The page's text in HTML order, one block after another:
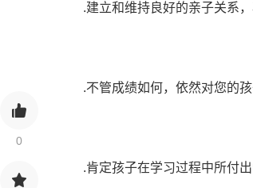
0
.建立和维持良好的亲子关系，
.不管成绩如何，依然对您的孩
.肯定孩子在学习过程中所付出